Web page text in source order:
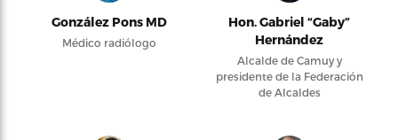
González Pons MD
Médico radiólogo
Hon. Gabriel “Gaby”
Hernández
Alcalde de Camuy y
presidente de la Federación
de Alcaldes